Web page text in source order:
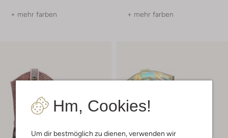
Hm, Cookies!
Um dir bestmöglich zu dienen, verwenden wir
+ mehr farben + mehr farben